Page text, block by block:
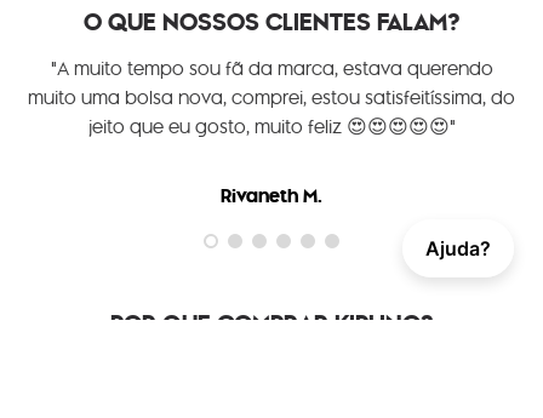
Ajuda?
O QUE NOSSOS CLIENTES FALAM?
"A muito tempo sou fã da marca, estava querendo
muito uma bolsa nova, comprei, estou satisfeitíssima, do
jeito que eu gosto, muito feliz 😍😍😍😍😍"
Rivaneth M.
POR QUE COMPRAR KIPLING?